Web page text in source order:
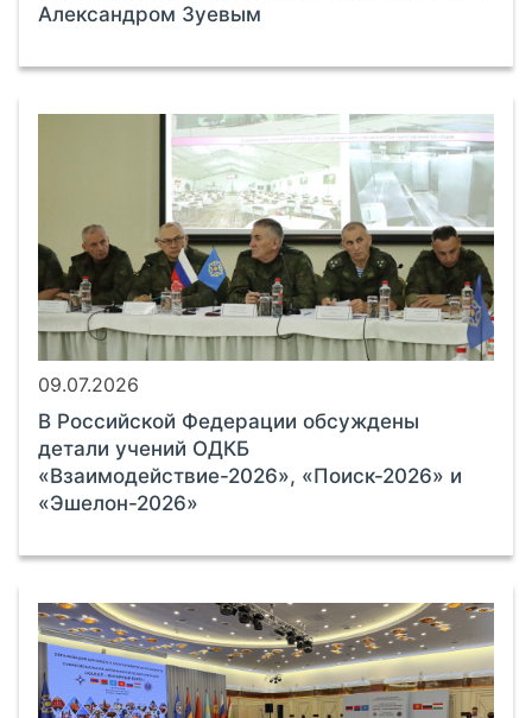
Александром Зуевым
09.07.2026
В Российской Федерации обсуждены
детали учений ОДКБ
«Взаимодействие-2026», «Поиск-2026» и
«Эшелон-2026»